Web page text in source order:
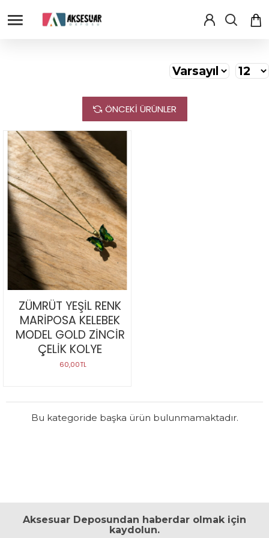
ÖNCEKI ÜRÜNLER
ZÜMRÜT YEŞİL RENK
MARİPOSA KELEBEK
MODEL GOLD ZİNCİR
ÇELİK KOLYE
60,00TL
Bu kategoride başka ürün bulunmamaktadır.
Aksesuar Deposundan haberdar olmak için
kaydolun.